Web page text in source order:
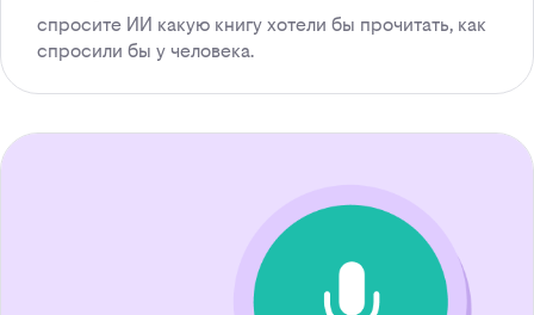
спросите ИИ какую книгу хотели бы прочитать, как
спросили бы у человека.